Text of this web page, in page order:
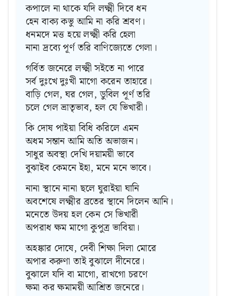
কপালে না থাকে যদি লক্ষ্মী দিবে ধন
হেন বাক্য কভু আমি না করি শ্রবণ।
ধনমদে মত্ত হয়ে লক্ষ্মী করি হেলা
নানা দ্রব্যে পূর্ণ তরি বাণিজ্যেতে গেলা।
গর্বিত জনেরে লক্ষ্মী সইতে না পারে
সর্ব দুঃখে দুঃখী মাগো করেন তাহারে।
বাড়ি গেল, ঘর গেল, ডুবিল পূর্ণ তরি
চলে গেল ভ্রাতৃভাব, হল যে ভিখারী।
কি দোষ পাইয়া বিধি করিলে এমন
অধম সন্তান আমি অতি অভাজন।
সাধুর অবস্থা দেখি দয়াময়ী ভাবে
বুঝাইব কেমনে ইহা, মনে মনে ভাবে।
নানা স্থানে নানা ছলে ঘুরাইয়া ঘানি
অবশেষে লক্ষ্মীর ব্রতের স্থানে দিলেন আনি।
মনেতে উদয় হল কেন সে ভিখারী
অপরাধ ক্ষম মাগো কুপুত্র ভাবিয়া।
অহঙ্কার দোষে, দেবী শিক্ষা দিলা মোরে
অপার করুণা তাই বুঝালে দীনেরে।
বুঝালে যদি বা মাগো, রাখগো চরণে
ক্ষমা কর ক্ষমাময়ী আশ্রিত জনেরে।